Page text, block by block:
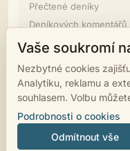
Přečtené deníky
Deníkových komentářů
Diskuze
Příspěvků
Vaše soukromí
Nezbytné cookies
Analytiku, reklamu a
souhlasem. Volbu
Podrobnosti o cookies
Odmítnout vše